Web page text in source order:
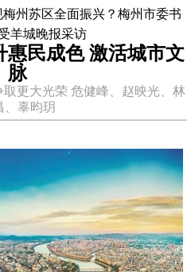
州苏区全面振兴？梅州市委书
羊城晚报采访
惠民成色 激活城市文
脉
取更大光荣 危健峰、赵映光、林
、辜昀玥